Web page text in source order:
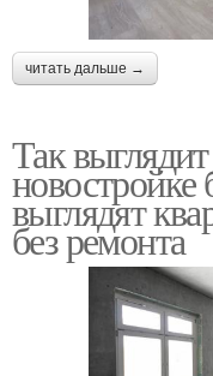
читать дальше →
Так
новостройке
выглядят
без ремонта